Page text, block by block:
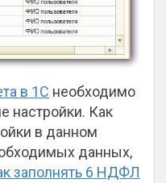
в 1С необходимо
настройки. Как
в данном
данных,
заполнять 6 НДФЛ